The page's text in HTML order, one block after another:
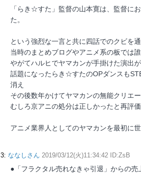
「らき☆すた」監督の山本寛は、監督に
た。
という強烈な一言と共に四話でのクビを
当時のまとめブログやアニメ系の板では
やがてハルヒでヤマカンが手掛けた演出
話題になったらき☆すたのOPダンスも
消え
その後数年かけてヤマカンの無能クリエ
むしろ京アニの処分は正しかったと再評
アニメ業界人としてのヤマカンを最初に
3: ななしさん 2019/03/12(火)11:34:42 ID:ZsB
●「フラクタル売れなきゃ引退」からの売